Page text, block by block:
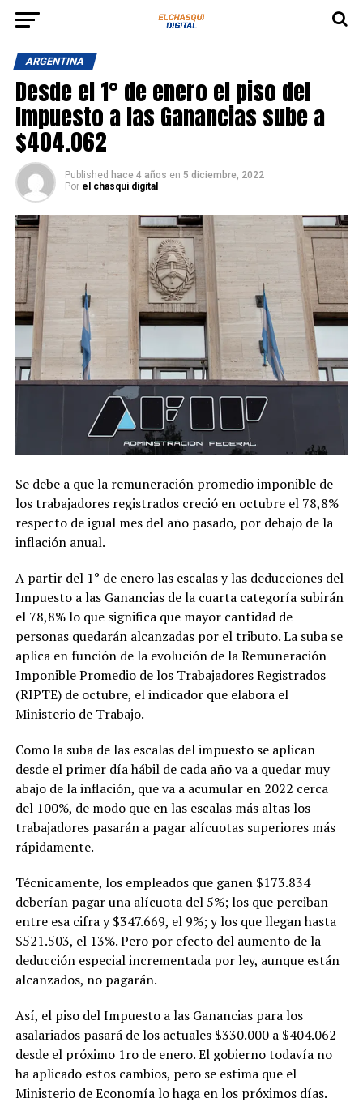
ARGENTINA
Desde el 1° de enero el piso del
Impuesto a las Ganancias sube a
$404.062
Published hace 4 años en 5 diciembre, 2022
Por el chasqui digital
Se debe a que la remuneración promedio imponible de
los trabajadores registrados creció en octubre el 78,8%
respecto de igual mes del año pasado, por debajo de la
inflación anual.
A partir del 1° de enero las escalas y las deducciones del
Impuesto a las Ganancias de la cuarta categoría subirán
el 78,8% lo que significa que mayor cantidad de
personas quedarán alcanzadas por el tributo. La suba se
aplica en función de la evolución de la Remuneración
Imponible Promedio de los Trabajadores Registrados
(RIPTE) de octubre, el indicador que elabora el
Ministerio de Trabajo.
Como la suba de las escalas del impuesto se aplican
desde el primer día hábil de cada año va a quedar muy
abajo de la inflación, que va a acumular en 2022 cerca
del 100%, de modo que en las escalas más altas los
trabajadores pasarán a pagar alícuotas superiores más
rápidamente.
Técnicamente, los empleados que ganen $173.834
deberían pagar una alícuota del 5%; los que perciban
entre esa cifra y $347.669, el 9%; y los que llegan hasta
$521.503, el 13%. Pero por efecto del aumento de la
deducción especial incrementada por ley, aunque están
alcanzados, no pagarán.
Así, el piso del Impuesto a las Ganancias para los
asalariados pasará de los actuales $330.000 a $404.062
desde el próximo 1ro de enero. El gobierno todavía no
ha aplicado estos cambios, pero se estima que el
Ministerio de Economía lo haga en los próximos días.